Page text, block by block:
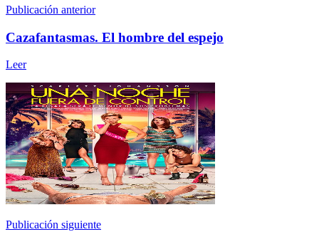
Publicación anterior
Cazafantasmas. El hombre del espejo
Leer
Publicación siguiente